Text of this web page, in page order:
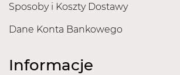
Sposoby i Koszty Dostawy
Dane Konta Bankowego
Informacje